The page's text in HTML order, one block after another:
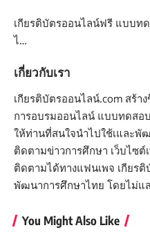
เกียรติบัตรออนไลน์ฟรี แบบท
ไ…
เกี่ยวกับเรา
เกียรติบัตรออนไลน์.com สร้า
การอบรมออนไลน์ แบบทดสอ
ให้ท่านที่สนใจนำไปใช้เและพั
ติดตามข่าวการศึกษา เว็บไซต์
ติดตามได้ทางแฟนเพจ เกียร
พัฒนาการศึกษาไทย โดยไม่แ
You Might Also Like